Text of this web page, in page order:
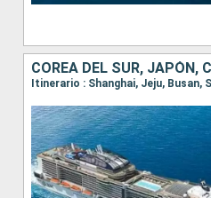
COREA DEL SUR, JAPÓN,
Itinerario : Shanghai, Jeju, Busan,